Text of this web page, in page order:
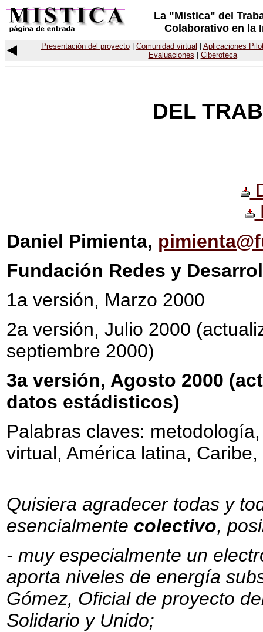
La "Mistica" del
Colaborativo en la
Presentación del proyecto| Comunidad virtual
Aplicaciones
Evaluaciones
Ciberoteca
DEL
Daniel Pimienta,
Fundación Redes y
1a versión, Marzo 2000
2a versión, Julio 2000
septiembre 2000)
3a versión, Agosto 2000
datos estádisticos)
Palabras claves:
virtual, América latina,
Quisiera agradecer todas y
esencialmente colectivo,
- muy especialmente un
aporta niveles de energía
Gómez, Oficial de proyecto
Solidario y Unido;